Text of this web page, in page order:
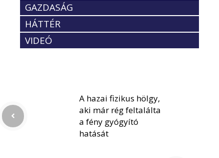
GAZDASÁG
HÁTTÉR
VIDEÓ
A hazai fizikus hölgy,
aki már rég feltalálta
a fény gyógyító
hatását